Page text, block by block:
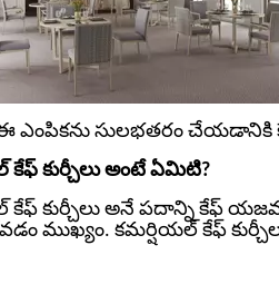
ఎంపికను సులభతరం చేయడానికి
కేఫ్ కుర్చీలు అంటే ఏమిటి?
కేఫ్ కుర్చీలు అనే పదాన్ని కేఫ్
ముఖ్యం. కమర్షియల్ కేఫ్